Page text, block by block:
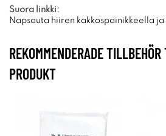
Suora linkki:
Napsauta hiiren kakkospainikkeella
REKOMMENDERADE
PRODUKT